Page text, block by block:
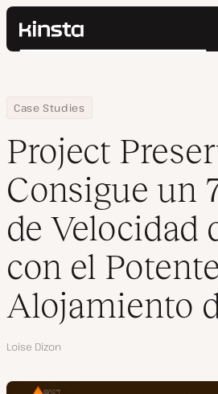
Kinsta®
Precios
Contacto
Buscar
Home
Empresa
Case Studies
Project Preservation Consigue un
Project
Consigue un
de Velocidad
con el Potente
Alojamiento
Autor
Loise Dizon